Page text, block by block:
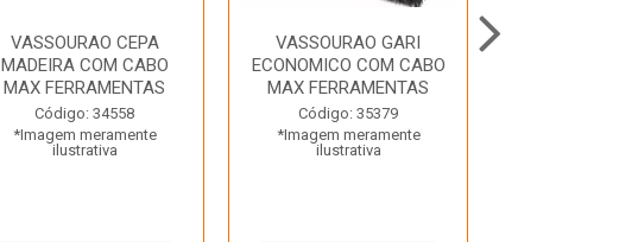
VASSOURAO CEPA
MADEIRA COM CABO
MAX FERRAMENTAS
Código: 34558
*Imagem meramente
ilustrativa
VASSOURAO GARI
ECONOMICO COM CABO
MAX FERRAMENTAS
Código: 35379
*Imagem meramente
ilustrativa